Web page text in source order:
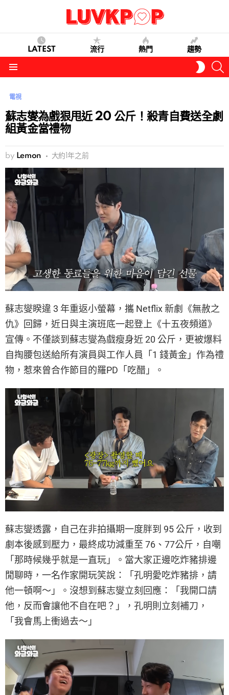
LATEST 流行 熱門 趨勢
SKIN
電視
蘇志燮為戲狠甩近 20 公斤！殺青自費送全劇
組黃金當禮物
by Lemon 大約1年之前
蘇志燮睽違 3 年重返小螢幕，攜 Netflix 新劇《無赦之
仇》回歸，近日與主演班底一起登上《十五夜頻道》
宣傳。不僅談到蘇志燮為戲瘦身近 20 公斤，更被爆料
自掏腰包送給所有演員與工作人員「1 錢黃金」作為禮
物，惹來曾合作節目的羅PD「吃醋」。
蘇志燮透露，自己在非拍攝期一度胖到 95 公斤，收到
劇本後感到壓力，最終成功減重至 76、77公斤，自嘲
「那時候幾乎就是一直玩」。當大家正邊吃炸豬排邊
閒聊時，一名作家開玩笑說：「孔明愛吃炸豬排，請
他一頓啊～」。沒想到蘇志燮立刻回應：「我開口請
他，反而會讓他不自在吧？」，孔明則立刻補刀，
「我會馬上衝過去～」